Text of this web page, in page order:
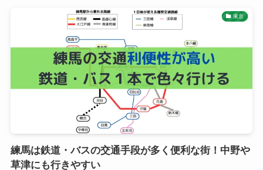
東京
練馬は鉄道・バスの交通手段が多く便利な街！中野や
草津にも行きやすい